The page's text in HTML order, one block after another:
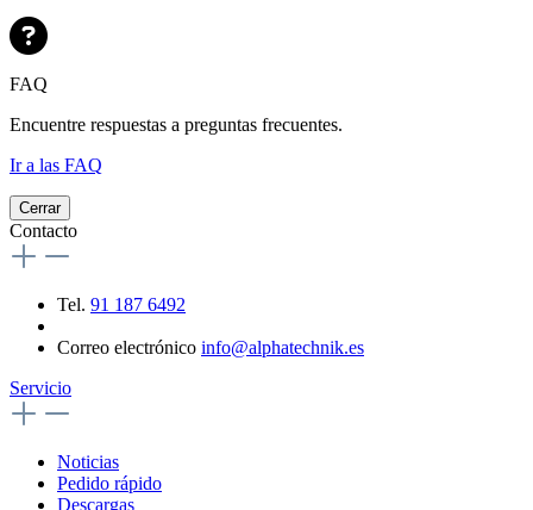
FAQ
Encuentre respuestas a preguntas frecuentes.
Ir a las FAQ
Cerrar
Contacto
Tel. 91 187 6492
Correo electrónico info@alphatechnik.es
Servicio
Noticias
Pedido rápido
Descargas